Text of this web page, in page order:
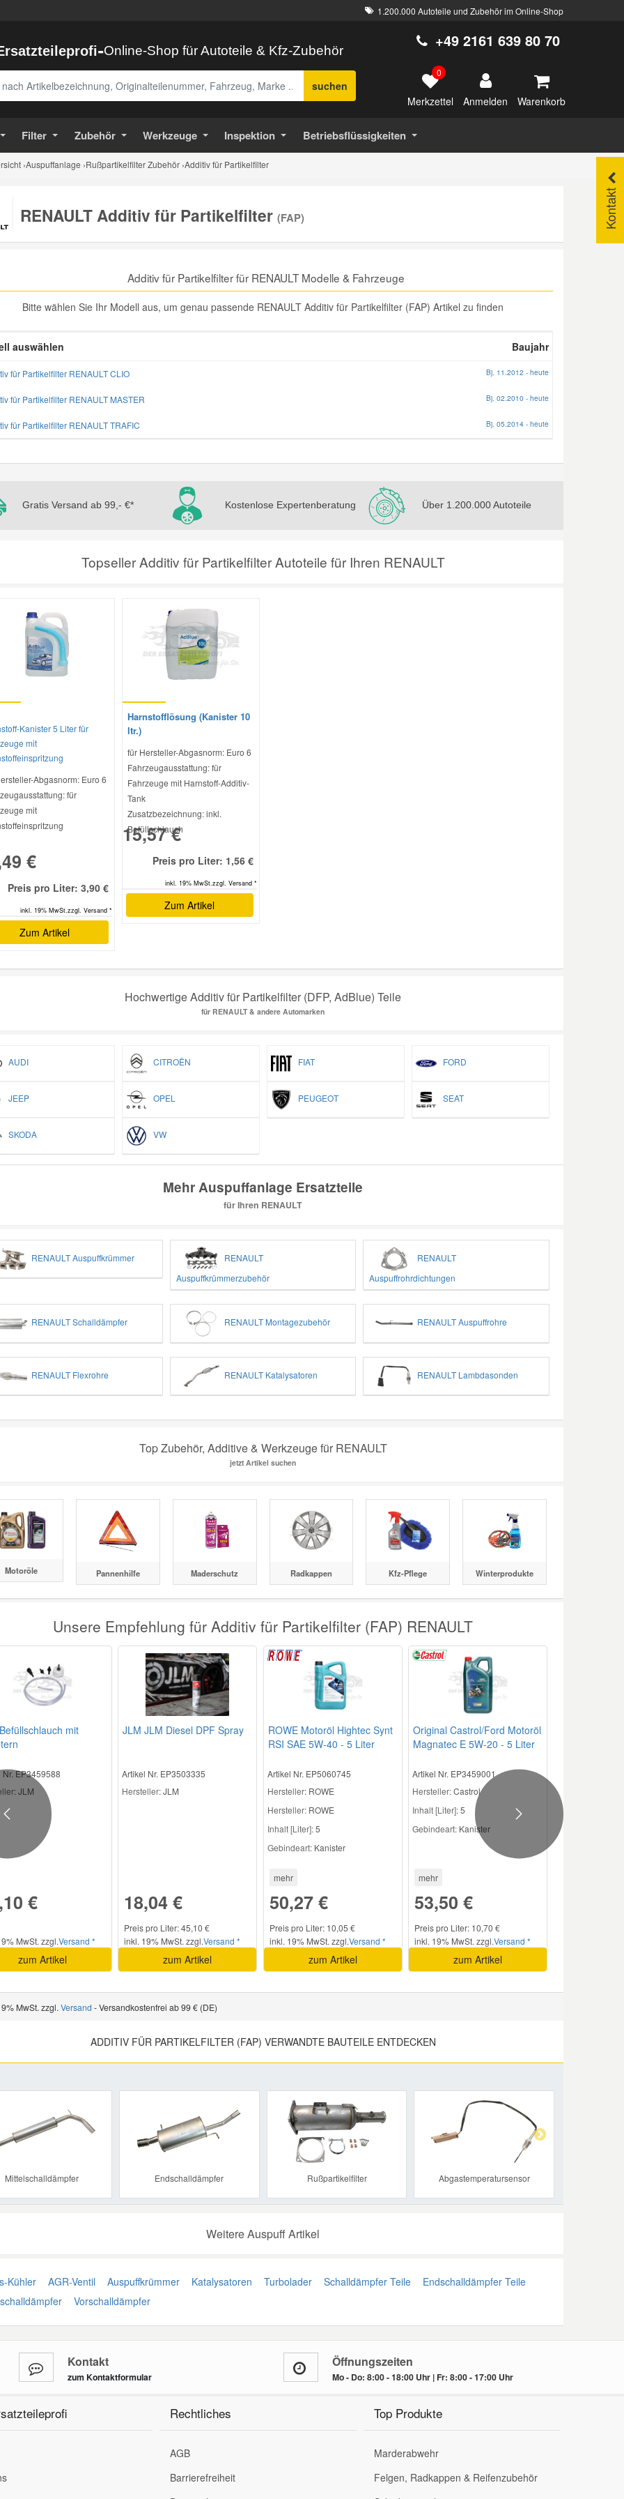
1.200.000 Autoteile und Zubehör im Online-Shop
-Online-Shop für Autoteile & Kfz-Zubehör
suchen
+49 2161 639 80 70
0
Merkzettel Anmelden Warenkorb
Filter Zubehör Werkzeuge Inspektion Betriebsflüssigkeiten
›Auspuffanlage ›Rußpartikelfilter Zubehör ›Additiv für Partikelfilter
Kontakt
RENAULT Additiv für Partikelfilter (FAP)
Additiv für Partikelfilter für RENAULT Modelle & Fahrzeuge
Bitte wählen Sie Ihr Modell aus, um genau passende RENAULT Additiv für Partikelfilter (FAP) Artikel zu finden
auswählen Baujahr
für Partikelfilter RENAULT CLIO Bj. 11.2012 - heute
für Partikelfilter RENAULT MASTER Bj. 02.2010 - heute
für Partikelfilter RENAULT TRAFIC Bj. 05.2014 - heute
Gratis Versand ab 99,- €* Kostenlose Expertenberatung Über 1.200.000 Autoteile
Topseller Additiv für Partikelfilter Autoteile für Ihren RENAULT
Kanister 5 Liter für
mit
Abgasnorm: Euro 6
für
mit
€
Preis pro Liter: 3,90 €
inkl. 19% MwSt.zzgl. Versand *
Zum Artikel
Harnstofflösung (Kanister 10
ltr.)
für Hersteller-Abgasnorm: Euro 6
Fahrzeugausstattung: für
Fahrzeuge mit Harnstoff-Additiv-
Tank
Zusatzbezeichnung: inkl.
Befüllschlauch
15,57 €
Preis pro Liter: 1,56 €
inkl. 19% MwSt.zzgl. Versand *
Zum Artikel
Hochwertige Additiv für Partikelfilter (DFP, AdBlue) Teile
für RENAULT & andere Automarken
AUDI CITROËN FIAT FORD
JEEP OPEL PEUGEOT SEAT
SKODA VW
Mehr Auspuffanlage Ersatzteile
für Ihren RENAULT
RENAULT Auspuffkrümmer
RENAULT
Auspuffkrümmerzubehör
RENAULT
Auspuffrohrdichtungen
RENAULT Schalldämpfer RENAULT Montagezubehör RENAULT Auspuffrohre
RENAULT Flexrohre RENAULT Katalysatoren RENAULT Lambdasonden
Top Zubehör, Additive & Werkzeuge für RENAULT
jetzt Artikel suchen
Motoröle Pannenhilfe Maderschutz Radkappen Kfz-Pflege Winterprodukte
Unsere Empfehlung für Additiv für Partikelfilter (FAP) RENAULT
mit
Nr. EP3459588
: JLM
€
MwSt. zzgl.Versand *
zum Artikel
JLM JLM Diesel DPF Spray
Artikel Nr. EP3503335
Hersteller: JLM
18,04 €
Preis pro Liter: 45,10 €
inkl. 19% MwSt. zzgl.Versand *
zum Artikel
ROWE Motoröl Hightec Synt
RSI SAE 5W-40 - 5 Liter
Artikel Nr. EP5060745
Hersteller: ROWE
Hersteller:ROWE
Inhalt [Liter]:5
Gebindeart:Kanister
mehr
50,27 €
Preis pro Liter: 10,05 €
inkl. 19% MwSt. zzgl.Versand *
zum Artikel
Original Castrol/Ford Motoröl
Magnatec E 5W-20 - 5 Liter
Artikel Nr. EP3459001
Hersteller:Castrol
Inhalt [Liter]:5
Gebindeart: Kanister
mehr
53,50 €
Preis pro Liter: 10,70 €
inkl. 19% MwSt. zzgl.Versand *
zum Artikel
Previous Next
MwSt. zzgl.Versand - Versandkostenfrei ab 99 € (DE)
ADDITIV FÜR PARTIKELFILTER (FAP) VERWANDTE BAUTEILE ENTDECKEN
Mittelschalldämpfer Endschalldämpfer Rußpartikelfilter Abgastemperatursensor
Weitere Auspuff Artikel
Kühler AGR-Ventil Auspuffkrümmer Katalysatoren Turbolader Schalldämpfer Teile
Endschalldämpfer Teile
Vorschalldämpfer
Kontakt
zum Kontaktformular
Öffnungszeiten
Mo - Do: 8:00 - 18:00 Uhr | Fr: 8:00 - 17:00 Uhr
Rechtliches
AGB
Barrierefreiheit
Top Produkte
Marderabwehr
Felgen, Radkappen & Reifenzubehör